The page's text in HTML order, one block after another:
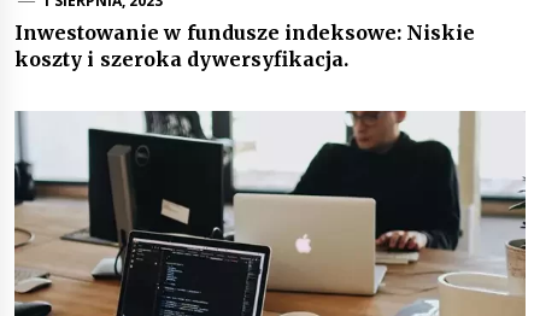
Inwestowanie w fundusze indeksowe: Niskie
koszty i szeroka dywersyfikacja.